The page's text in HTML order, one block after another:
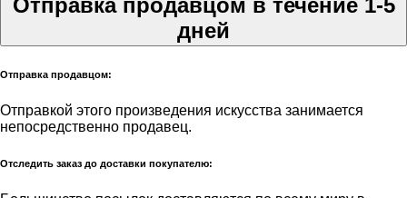
дней
Отправка продавцом:
Отправкой этого произведения искусства занимается
непосредственно продавец.
Отследить заказ до доставки покупателю: